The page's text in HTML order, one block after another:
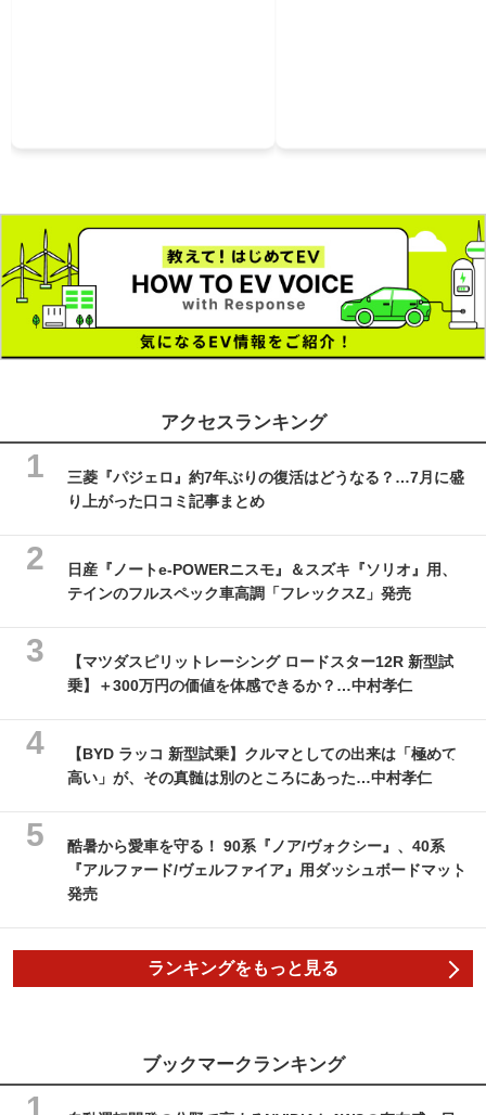
アクセスランキング
三菱『パジェロ』約7年ぶりの復活はどうなる？…7月に盛
り上がった口コミ記事まとめ
日産『ノートe-POWERニスモ』＆スズキ『ソリオ』用、
テインのフルスペック車高調「フレックスZ」発売
【マツダスピリットレーシング ロードスター12R 新型試
乗】＋300万円の価値を体感できるか？…中村孝仁
【BYD ラッコ 新型試乗】クルマとしての出来は「極めて
高い」が、その真髄は別のところにあった…中村孝仁
酷暑から愛車を守る！ 90系『ノア/ヴォクシー』、40系
『アルファード/ヴェルファイア』用ダッシュボードマット
発売
ランキングをもっと見る
ブックマークランキング